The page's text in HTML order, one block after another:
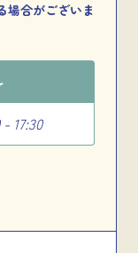
場合がございま
17:30